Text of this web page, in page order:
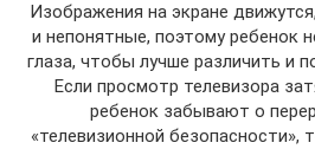
Изображения на экране
и непонятные, поэтому ребенок
глаза, чтобы лучше различить и
Если просмотр телевизора
ребенок забывают о
«телевизионной безопасности»,